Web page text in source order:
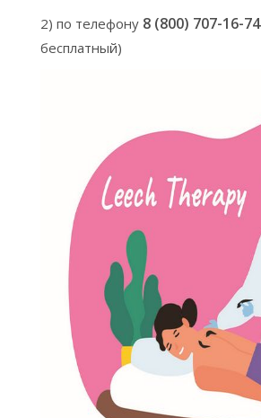
2) по телефону 8 (800) 707-16-74
бесплатный)